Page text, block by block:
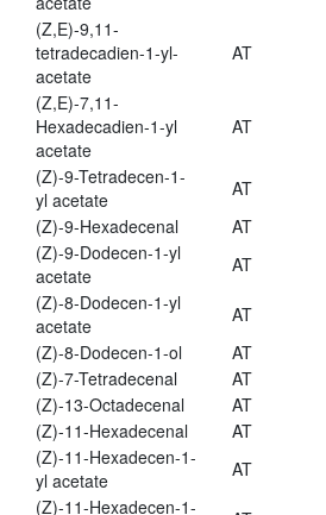
(Z,E)-9,11-
tetradecadien-1-yl-
acetate
AT
(Z,E)-7,11-
Hexadecadien-1-yl
acetate
AT
(Z)-9-Tetradecen-1-
yl acetate
AT
(Z)-9-Hexadecenal
AT
(Z)-9-Dodecen-1-yl
acetate
AT
(Z)-8-Dodecen-1-yl
acetate
AT
(Z)-8-Dodecen-1-ol
AT
(Z)-7-Tetradecenal
AT
(Z)-13-Octadecenal
AT
(Z)-11-Hexadecenal
AT
(Z)-11-Hexadecen-1-
yl acetate
AT
(Z)-11-Hexadecen-1-